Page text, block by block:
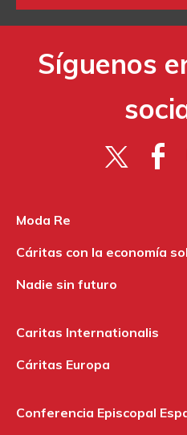
Síguenos
Moda Re
Cáritas con la economía
Nadie sin futuro
Caritas Internationalis
Cáritas Europa
Conferencia Episcopal